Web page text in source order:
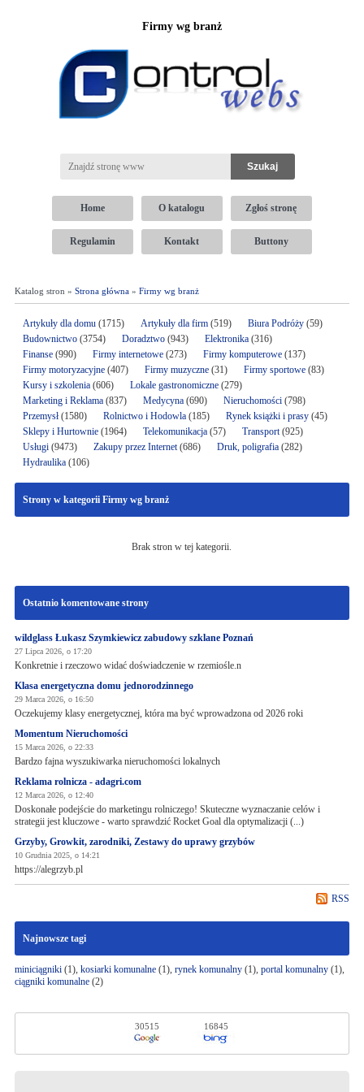
Firmy wg branż
Home O katalogu Zgłoś stronę
Regulamin Kontakt Buttony
Katalog stron » Strona główna» Firmy wg branż
Artykuły dla domu(1715) Artykuły dla firm(519) Biura Podróży(59)
Budownictwo(3754) Doradztwo(943) Elektronika (316)
Finanse(990) Firmy internetowe (273) Firmy komputerowe(137)
Firmy motoryzacyjne(407) Firmy muzyczne(31) Firmy sportowe(83)
Kursy i szkolenia(606) Lokale gastronomiczne(279)
Marketing i Reklama(837) Medycyna(690) Nieruchomości(798)
Przemysł(1580) Rolnictwo i Hodowla(185) Rynek książki i prasy(45)
Sklepy i Hurtownie(1964) Telekomunikacja(57) Transport(925)
Usługi(9473) Zakupy przez Internet(686) Druk, poligrafia(282)
Hydraulika(106)
Strony w kategorii Firmy wg branż
Brak stron w tej kategorii.
Ostatnio komentowane strony
wildglass Łukasz Szymkiewicz zabudowy szklane Poznań
27 Lipca 2026, o 17:20
Konkretnie i rzeczowo widać doświadczenie w rzemiośle.n
Klasa energetyczna domu jednorodzinnego
29 Marca 2026, o 16:50
Oczekujemy klasy energetycznej, która ma być wprowadzona od 2026 roki
Momentum Nieruchomości
15 Marca 2026, o 22:33
Bardzo fajna wyszukiwarka nieruchomości lokalnych
Reklama rolnicza - adagri.com
12 Marca 2026, o 12:40
Doskonałe podejście do marketingu rolniczego! Skuteczne wyznaczanie celów i
strategii jest kluczowe - warto sprawdzić Rocket Goal dla optymalizacji (...)
Grzyby, Growkit, zarodniki, Zestawy do uprawy grzybów
10 Grudnia 2025, o 14:21
https://alegrzyb.pl
RSS
Najnowsze tagi
miniciągniki(1), kosiarki komunalne(1), rynek komunalny(1), portal komunalny(1),
ciągniki komunalne(2)
30515 16845